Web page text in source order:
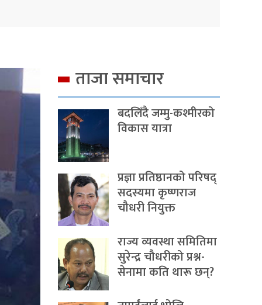
ताजा समाचार
बदलिँदै जम्मु-कश्मीरको
विकास यात्रा
प्रज्ञा प्रतिष्ठानको परिषद्
सदस्यमा कृष्णराज
चौधरी नियुक्त
राज्य व्यवस्था समितिमा
सुरेन्द्र चौधरीको प्रश्न-
सेनामा कति थारू छन्?